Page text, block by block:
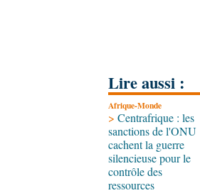
Lire aussi :
Afrique-Monde
> Centrafrique : les
sanctions de l'ONU
cachent la guerre
silencieuse pour le
contrôle des
ressources